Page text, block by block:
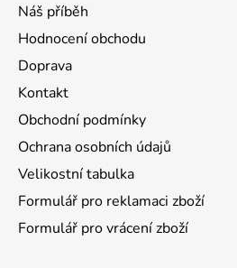
Náš příběh
Hodnocení obchodu
Doprava
Kontakt
Obchodní podmínky
Ochrana osobních údajů
Velikostní tabulka
Formulář pro reklamaci zboží
Formulář pro vrácení zboží